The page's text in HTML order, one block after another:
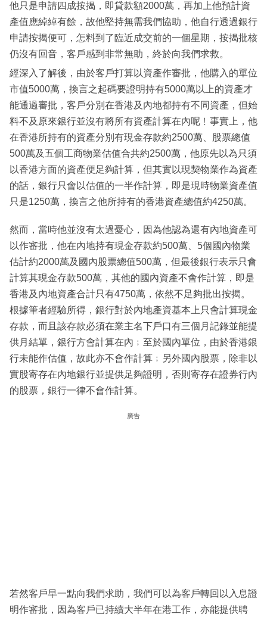
他只是申請四成按揭，即貸款額2000萬，再加上他預計資
產值應綽綽有餘，故他堅持無需我們協助，他自行透過銀行
申請按揭便可，怎料到了臨近成交前的一個星期，按揭批核
仍沒有回音，客戶感到非常無助，終於向我們求救。
經深入了解後，由於客戶打算以資產作審批，他購入的單位
市值5000萬，換言之起碼要證明持有5000萬以上的資產才
能通過審批，客戶分別在香港及內地都持有不同資產，但始
料不及原來銀行並沒有將所有資產計算在內呢﹗事實上，他
在香港所持有的資產分別有現金存款約2500萬、股票總值
500萬及五個工商物業估值合共約2500萬，他原先以為只須
以香港方面的資產便足夠計算，但其實以現契物業作為資產
的話，銀行只會以估值的一半作計算，即是現時物業資產值
只是1250萬，換言之他所持有的香港資產總值約4250萬。
然而，當時他並沒有太過憂心，因為他認為還有內地資產可
以作審批，他在內地持有現金存款約500萬、5個國內物業
估計約2000萬及國內股票總值500萬，但最後銀行表示只會
計算其現金存款500萬，其他的國內資產不會作計算，即是
香港及內地資產合計只有4750萬，依然不足夠批出按揭。
根據筆者經驗所得，銀行對於內地產資基本上只會計算現金
存款，而且該存款必須在業主名下戶口有三個月記錄並能提
供月結單，銀行方會計算在內﹔至於國內單位，由於香港銀
行未能作估值，故此亦不會作計算﹔另外國內股票，除非以
實股寄存在內地銀行並提供足夠證明，否則寄存在證券行內
的股票，銀行一律不會作計算。
廣告
若然客戶早一點向我們求助，我們可以為客戶轉回以入息證
明作審批，因為客戶已持續大半年在港工作，亦能提供聘